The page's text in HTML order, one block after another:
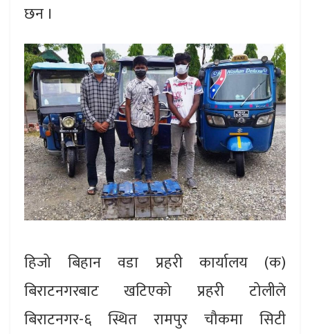
छन ।
हिजो बिहान वडा प्रहरी कार्यालय (क)
बिराटनगरबाट खटिएको प्रहरी टोलीले
बिराटनगर-६ स्थित रामपुर चौकमा सिटी